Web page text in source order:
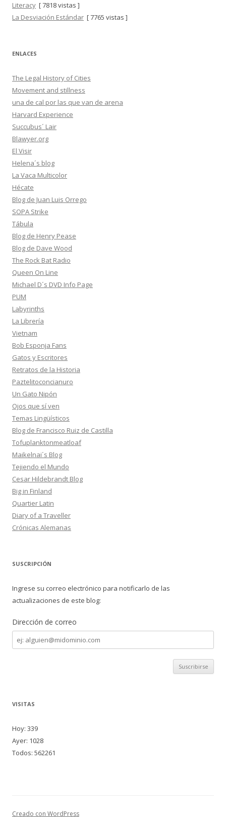
Literacy [ 7818 vistas ]
La Desviación Estándar [ 7765 vistas ]
ENLACES
The Legal History of Cities
Movement and stillness
una de cal por las que van de arena
Harvard Experience
Succubus´ Lair
Blawyer.org
El Visir
Helena´s blog
La Vaca Multicolor
Hécate
Blog de Juan Luis Orrego
SOPA Strike
Tábula
Blog de Henry Pease
Blog de Dave Wood
The Rock Bat Radio
Queen On Line
Michael D´s DVD Info Page
PUM
Labyrinths
La Librería
Vietnam
Bob Esponja Fans
Gatos y Escritores
Retratos de la Historia
Paztelitoconcianuro
Un Gato Nipón
Ojos que sí ven
Temas Lingüísticos
Blog de Francisco Ruiz de Castilla
Tofuplanktonmeatloaf
Maikelnai´s Blog
Tejiendo el Mundo
Cesar Hildebrandt Blog
Big in Finland
Quartier Latin
Diary of a Traveller
Crónicas Alemanas
SUSCRIPCIÓN
Ingrese su correo electrónico para notificarlo de las
actualizaciones de este blog:
Dirección de correo
Dirección
de
correo
VISITAS
Hoy: 339
Ayer: 1028
Todos: 562261
Creado con WordPress